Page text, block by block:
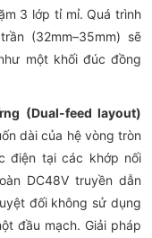
3 lớp tỉ mỉ. Quá trình
(32mm–35mm) sẽ
một khối đúc đồng
(Dual-feed layout)
dài của hệ vòng tròn
điện tại các khớp nối
DC48V truyền dẫn
đối không sử dụng
đầu mạch. Giải pháp